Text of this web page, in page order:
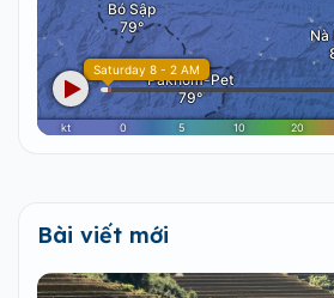
Bài viết mới